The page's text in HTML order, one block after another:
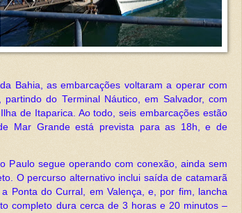
Bahia, as embarcações voltaram a operar com
do Terminal Náutico, em Salvador, com
de Itaparica. Ao todo, seis embarcações estão
Mar Grande está prevista para as 18h, e de
Paulo segue operando com conexão, ainda sem
O percurso alternativo inclui saída de catamarã
Ponta do Curral, em Valença, e, por fim, lancha
completo dura cerca de 3 horas e 20 minutos –